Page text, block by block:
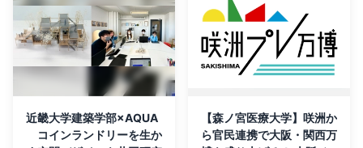
近畿大学建築学部×AQUA
コインランドリーを生か
【森ノ宮医療大学】咲洲か
ら官民連携で大阪・関西万